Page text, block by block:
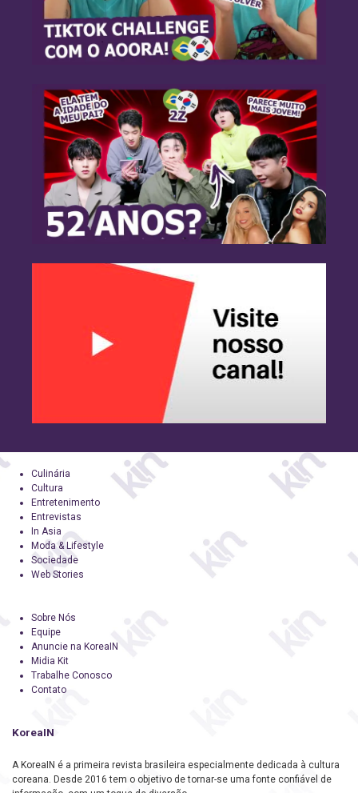
Culinária
Cultura
Entretenimento
Entrevistas
In Asia
Moda & Lifestyle
Sociedade
Web Stories
Sobre Nós
Equipe
Anuncie na KoreaIN
Midia Kit
Trabalhe Conosco
Contato
KoreaIN
A KoreaIN é a primeira revista brasileira especialmente dedicada à cultura
coreana. Desde 2016 tem o objetivo de tornar-se uma fonte confiável de